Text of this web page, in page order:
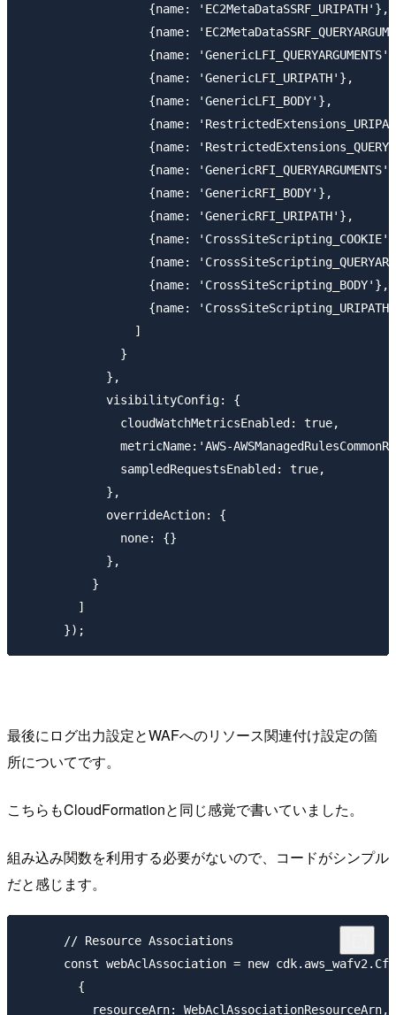
                  {name: 'EC2MetaDataSSRF_URIPATH'},
{name:
{name:
                  {name: 'GenericLFI_URIPATH'},
                  {name: 'GenericLFI_BODY'},
{name:
{name:
{name:
                  {name: 'GenericRFI_BODY'},
                  {name: 'GenericRFI_URIPATH'},
{name:
{name:
                  {name: 'CrossSiteScripting_BODY'},
{name:
                ]
              }
            },
            visibilityConfig: {
              cloudWatchMetricsEnabled: true,
metricName:'AWS-
              sampledRequestsEnabled: true,
            },
            overrideAction: {
              none: {}
            },
          }
        ]
最後にログ出力設定とWAFへのリソース関連付け設定の箇
所についてです。
こちらもCloudFormationと同じ感覚で書いていました。
組み込み関数を利用する必要がないので、コードがシンプル
だと感じます。
      // Resource Associations
const webAclAssociation = new
        {
          resourceArn: WebAclAssociationResourceArn,